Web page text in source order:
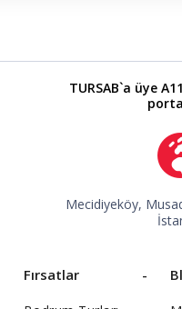
TURSAB`a üye
Mecidiyeköy,
Fırsatlar -